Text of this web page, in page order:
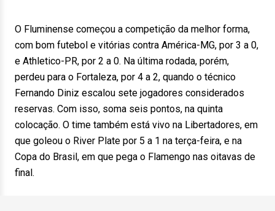
O Fluminense começou a competição da melhor forma,
com bom futebol e vitórias contra América-MG, por 3 a 0,
e Athletico-PR, por 2 a 0. Na última rodada, porém,
perdeu para o Fortaleza, por 4 a 2, quando o técnico
Fernando Diniz escalou sete jogadores considerados
reservas. Com isso, soma seis pontos, na quinta
colocação. O time também está vivo na Libertadores, em
que goleou o River Plate por 5 a 1 na terça-feira, e na
Copa do Brasil, em que pega o Flamengo nas oitavas de
final.